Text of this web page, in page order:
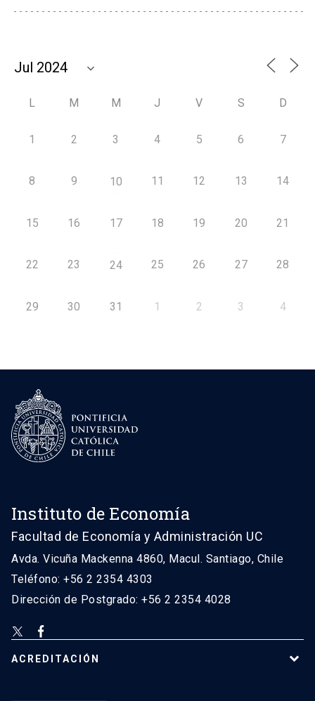
L M M J V S D
1 2 3 4 5 6 7
8 9 10 11 12 13 14
15 16 17 18 19 20 21
22 23 24 25 26 27 28
29 30 31 1 2 3 4
Instituto de Economía
Facultad de Economía y Administración UC
Avda. Vicuña Mackenna 4860, Macul. Santiago, Chile
Teléfono: +56 2 2354 4303
Dirección de Postgrado: +56 2 2354 4028
ACREDITACIÓN